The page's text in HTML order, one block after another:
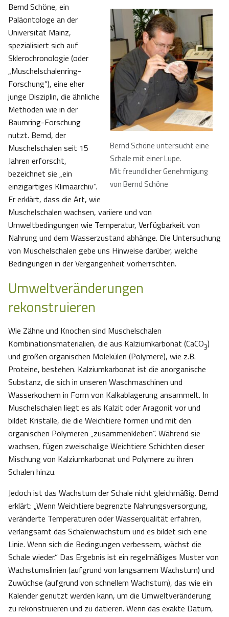
Bernd Schöne untersucht eine
Schale mit einer Lupe.
Mit freundlicher Genehmigung
von Bernd Schöne
Bernd Schöne, ein
Paläontologe an der
Universität Mainz,
spezialisiert sich auf
Sklerochronologie (oder
„Muschelschalenring-
Forschung“), eine eher
junge Disziplin, die ähnliche
Methoden wie in der
Baumring-Forschung
nutzt. Bernd, der
Muschelschalen seit 15
Jahren erforscht,
bezeichnet sie „ein
einzigartiges Klimaarchiv“.
Er erklärt, dass die Art, wie
Muschelschalen wachsen, variiere und von
Umweltbedingungen wie Temperatur, Verfügbarkeit von
Nahrung und dem Wasserzustand abhänge. Die Untersuchung
von Muschelschalen gebe uns Hinweise darüber, welche
Bedingungen in der Vergangenheit vorherrschten.
Umweltveränderungen
rekonstruieren
Wie Zähne und Knochen sind Muschelschalen
Kombinationsmaterialien, die aus Kalziumkarbonat (CaCO3)
und großen organischen Molekülen (Polymere), wie z.B.
Proteine, bestehen. Kalziumkarbonat ist die anorganische
Substanz, die sich in unseren Waschmaschinen und
Wasserkochern in Form von Kalkablagerung ansammelt. In
Muschelschalen liegt es als Kalzit oder Aragonit vor und
bildet Kristalle, die die Weichtiere formen und mit den
organischen Polymeren „zusammenkleben“. Während sie
wachsen, fügen zweischalige Weichtiere Schichten dieser
Mischung von Kalziumkarbonat und Polymere zu ihren
Schalen hinzu.
Jedoch ist das Wachstum der Schale nicht gleichmäßig. Bernd
erklärt: „Wenn Weichtiere begrenzte Nahrungsversorgung,
veränderte Temperaturen oder Wasserqualität erfahren,
verlangsamt das Schalenwachstum und es bildet sich eine
Linie. Wenn sich die Bedingungen verbessern, wächst die
Schale wieder.“ Das Ergebnis ist ein regelmäßiges Muster von
Wachstumslinien (aufgrund von langsamem Wachstum) und
Zuwüchse (aufgrund von schnellem Wachstum), das wie ein
Kalender genutzt werden kann, um die Umweltveränderung
zu rekonstruieren und zu datieren. Wenn das exakte Datum,